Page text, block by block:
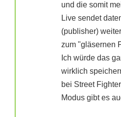
und die somit
Live sendet
(publisher)
zum "gläsernen
Ich würde das
wirklich
bei Street
Modus gibt es